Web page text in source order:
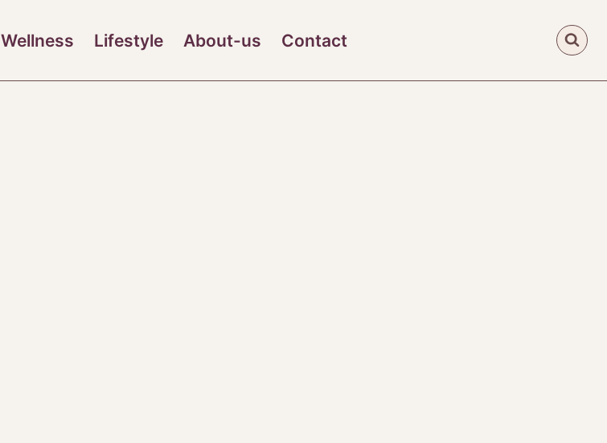
Wellness Lifestyle About-us Contact